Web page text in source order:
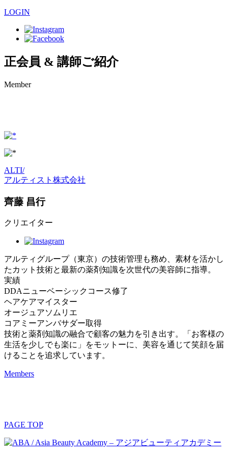
LOGIN
正会員 & 講師ご紹介
Member
ALTI/
アルティスト株式会社
齊藤 昌行
クリエイター
アルティグループ（東京）の技術管理も務め、素材を活かし
たカット技術と最新の薬剤知識を次世代の美容師に指導。
実績
DDAニューベーシックコース修了
ヘアケアマイスター
オージュアソムリエ
コアミーアンバサダー取得
技術と薬剤知識の融合で顧客の魅力を引き出す。「お客様の
生活を少しでも楽に」をモットーに、美容を通じて笑顔を届
けることを追求しています。
Members
PAGE TOP